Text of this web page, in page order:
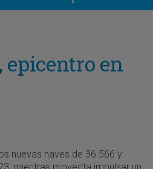
en
nuevas naves de 36.566 y
mientras proyecta impulsar un